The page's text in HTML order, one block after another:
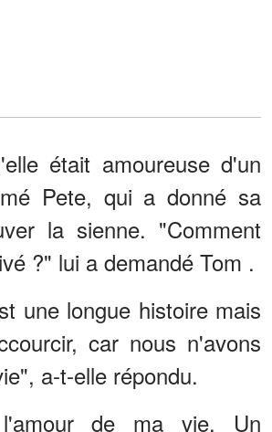
était amoureuse d'un
Pete, qui a donné sa
la sienne. "Comment
?" lui a demandé Tom .
une longue histoire mais
car nous n'avons
a-t-elle répondu.
de ma vie. Un